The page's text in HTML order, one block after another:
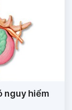
nguy hiểm